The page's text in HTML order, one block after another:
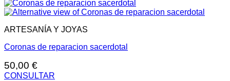
ARTESANÍA Y JOYAS
Coronas de reparacion sacerdotal
50,00 €
CONSULTAR